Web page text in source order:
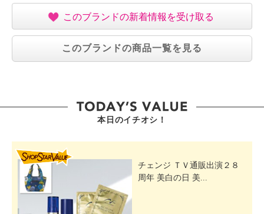
このブランドの新着情報を受け取る
このブランドの商品一覧を見る
本日のイチオシ！
チェンジ ＴＶ通販出演２８
周年 美白の日 美...